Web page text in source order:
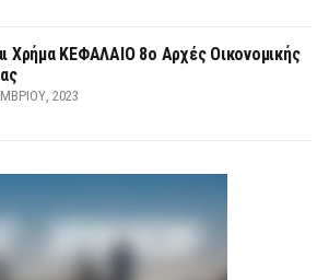
Χρήμα ΚΕΦΑΛΑΙΟ 8ο Αρχές Οικονομικής
2023